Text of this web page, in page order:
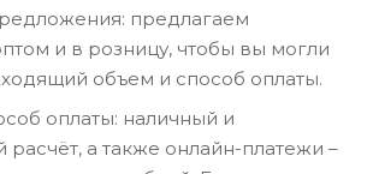
предлагаем
и в розницу, чтобы вы могли
объем и способ оплаты.
оплаты: наличный и
расчёт, а также онлайн-платежи –